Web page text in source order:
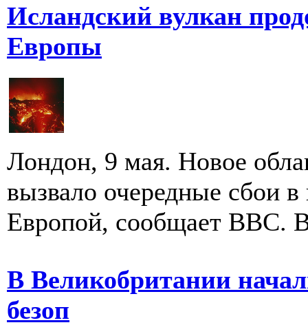
Исландский вулкан
Европы
Лондон, 9 мая. Новое
вызвало очередные сбои
Европой, сообщает BBC.
В Великобритании
безоп